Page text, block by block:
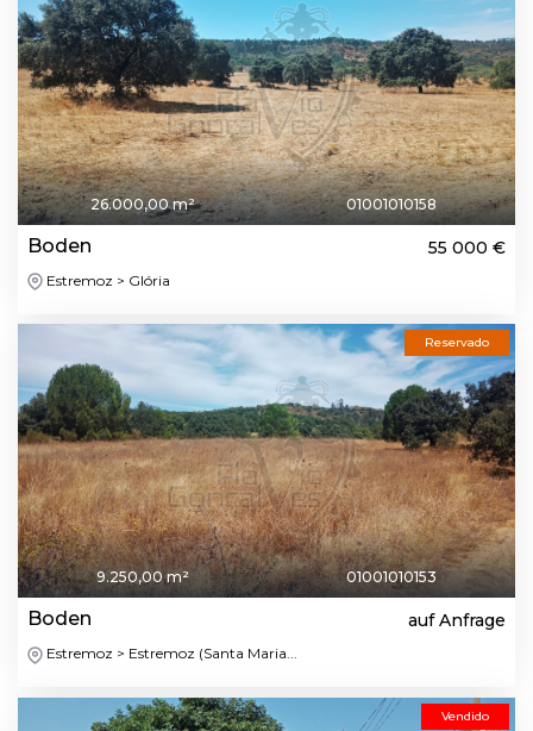
26.000,00 m² 01001010158
Boden 55 000 €
Estremoz > Glória
Reservado
9.250,00 m² 01001010153
Boden auf Anfrage
Estremoz > Estremoz (Santa Maria...
Vendido